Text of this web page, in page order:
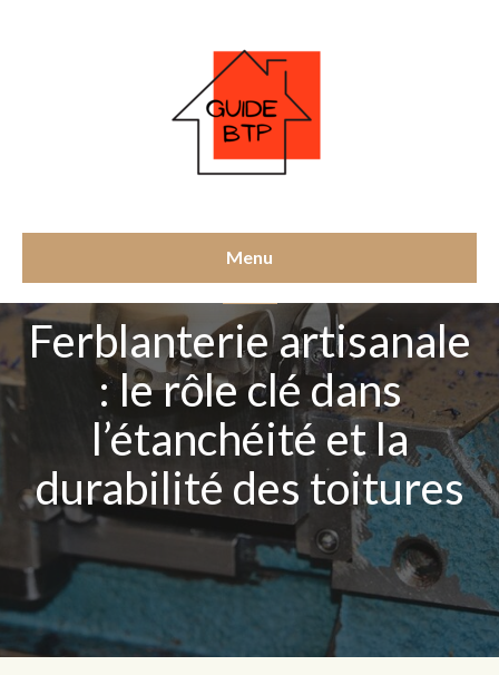
Menu
Ferblanterie artisanale
: le rôle clé dans
l’étanchéité et la
durabilité des toitures